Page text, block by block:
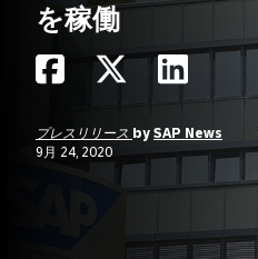
を稼働
プレスリリース by SAP News
9月 24, 2020